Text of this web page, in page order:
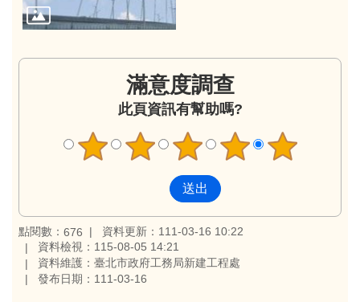
滿意度調查
此頁資訊有幫助嗎?
點閱數： 676
資料更新：111-03-16 10:22
資料檢視：115-08-05 14:21
資料維護：臺北市政府工務局新建工程處
發布日期：111-03-16